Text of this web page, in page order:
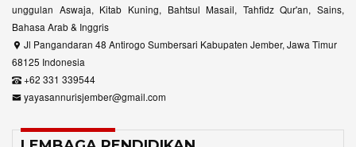
unggulan Aswaja, Kitab Kuning, Bahtsul Masail, Tahfidz Qur'an, Sains,
Bahasa Arab & Inggris
Jl Pangandaran 48 Antirogo Sumbersari Kabupaten Jember, Jawa Timur
68125 Indonesia
+62 331 339544
yayasannurisjember@gmail.com